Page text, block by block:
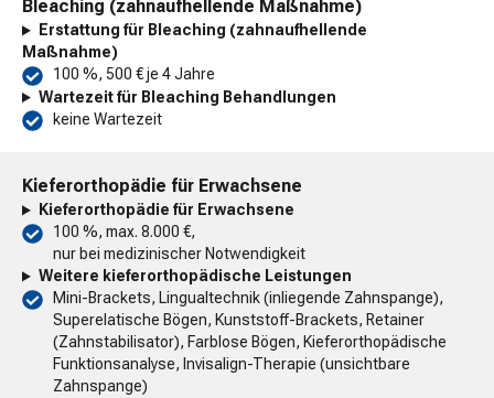
Bleaching (zahnaufhellende Maßnahme)
Erstattung für Bleaching (zahnaufhellende
Maßnahme)
100 %, 500 € je 4 Jahre
Wartezeit für Bleaching Behandlungen
keine Wartezeit
Kieferorthopädie für Erwachsene
Kieferorthopädie für Erwachsene
100 %, max. 8.000 €,
nur bei medizinischer Notwendigkeit
Weitere kieferorthopädische Leistungen
Mini-Brackets, Lingualtechnik (inliegende Zahnspange),
Superelatische Bögen, Kunststoff-Brackets, Retainer
(Zahnstabilisator), Farblose Bögen, Kieferorthopädische
Funktionsanalyse, Invisalign-Therapie (unsichtbare
Zahnspange)